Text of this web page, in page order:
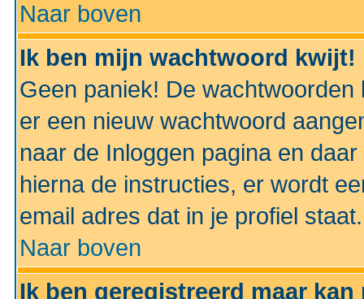
Naar boven
Ik ben mijn wachtwoord kwijt!
Geen paniek! De
er een nieuw wachtwoord
naar de Inloggen pagina en
hierna de instructies, er wordt
email adres dat in je profiel staat.
Naar boven
Ik ben geregistreerd maar